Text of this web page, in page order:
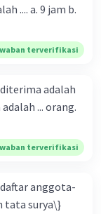
jam b.
terverifikasi
adalah
... orang.
terverifikasi
anggota-
tata surya\}